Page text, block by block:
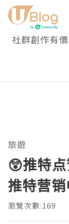
社群創作有
旅遊
😲推特
推特营
瀏覽次數:169